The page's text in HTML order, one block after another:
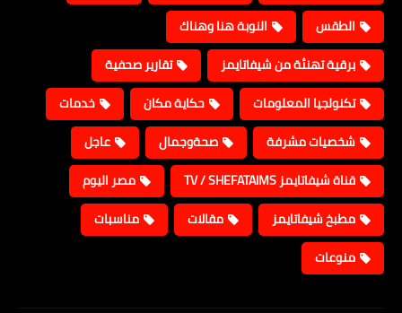
الطقس
النوبة هنا وهناك
برقية تهنئة من شيفاتايمز
تقارير صحفية
تكنولجيا المعلومات
حكاية مكان
خدمات
شخصيات مشرفة
صحةوجمال
عاجل
قناة شيفاتايمز TV / SHEFATAIMS
مصر اليوم
مطبخ شيفاتايمز
مقالات
مناسبات
منوعات